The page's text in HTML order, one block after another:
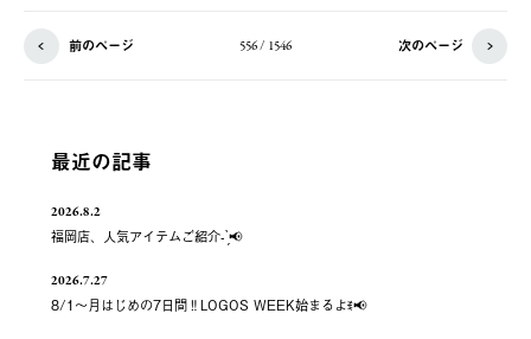
前のページ 556 / 1546 次のページ
最近の記事
2026.8.2
福岡店、人気アイテムご紹介- ̗̀📢
2026.7.27
8/1～月はじめの7日間‼️LOGOS WEEK始まるよꉂ📢